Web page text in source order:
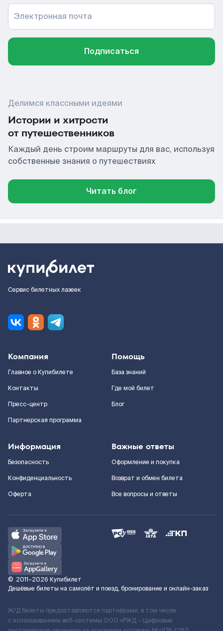
Электронная почта
Подписаться
Делимся классными идеями
Истории и хитрости
от путешественников
Каждый день строим маршруты для вас, используя
собственные знания о путешествиях
Читать блог
Сервис билетных лазеек
Компания
Главное о Купибилете
Контакты
Пресс-центр
Партнерская программа
Помощь
База знаний
Где мой билет
Блог
Информация
Безопасность
Конфиденциальность
Оферта
Важные ответы
Оформление и покупка
Возврат и обмен билета
Все вопросы и ответы
© 2011–2026 Купибилет
Дешёвые билеты на самолёт и поезд, бронирование и онлайн-заказ
Ж/Д билеты предоставляются партнёрами, в том числе
с использованием веб-системы ООО «РЖД – Цифровые